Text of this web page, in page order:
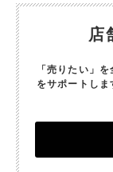
店
「売りたい」
をサポートしま